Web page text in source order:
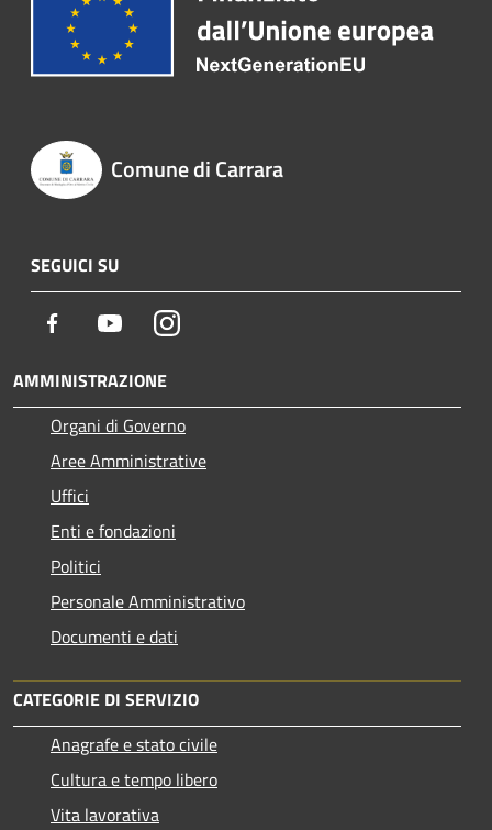
Comune di Carrara
SEGUICI SU
Facebook YoutubeInstagram
AMMINISTRAZIONE
Organi di Governo
Aree Amministrative
Uffici
Enti e fondazioni
Politici
Personale Amministrativo
Documenti e dati
CATEGORIE DI SERVIZIO
Anagrafe e stato civile
Cultura e tempo libero
Vita lavorativa